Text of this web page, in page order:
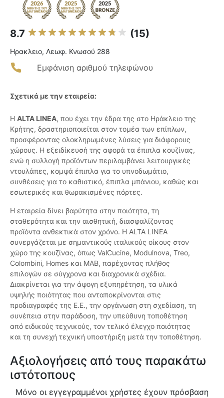
8.7 (15)
Ηρακλειο, Λεωφ. Κνωσού 288
Εμφάνιση αριθμού τηλεφώνου
Σχετικά με την εταιρεία:
Η ALTA LINEA, που έχει την έδρα της στο Ηράκλειο της
Κρήτης, δραστηριοποιείται στον τομέα των επίπλων,
προσφέροντας ολοκληρωμένες λύσεις για διάφορους
χώρους. Η εξειδίκευσή της αφορά τα έπιπλα κουζίνας,
ενώ η συλλογή προϊόντων περιλαμβάνει λειτουργικές
ντουλάπες, κομψά έπιπλα για το υπνοδωμάτιο,
συνθέσεις για το καθιστικό, έπιπλα μπάνιου, καθώς και
εσωτερικές και θωρακισμένες πόρτες.
Η εταιρεία δίνει βαρύτητα στην ποιότητα, τη
σταθερότητα και την αισθητική, διασφαλίζοντας
προϊόντα ανθεκτικά στον χρόνο. Η ALTA LINEA
συνεργάζεται με σημαντικούς ιταλικούς οίκους στον
χώρο της κουζίνας, όπως ValCucine, Modulnova, Treo,
Colombini, Homes και MAB, παρέχοντας πλήθος
επιλογών σε σύγχρονα και διαχρονικά σχέδια.
Διακρίνεται για την άψογη εξυπηρέτηση, τα υλικά
υψηλής ποιότητας που ανταποκρίνονται στις
προδιαγραφές της Ε.Ε., την οργάνωση στη σχεδίαση, τη
συνέπεια στην παράδοση, την υπεύθυνη τοποθέτηση
από ειδικούς τεχνικούς, τον τελικό έλεγχο ποιότητας
και τη συνεχή τεχνική υποστήριξη μετά την τοποθέτηση.
Αξιολογήσεις από τους παρακάτω
ιστότοπους
Μόνο οι εγγεγραμμένοι χρήστες έχουν πρόσβαση